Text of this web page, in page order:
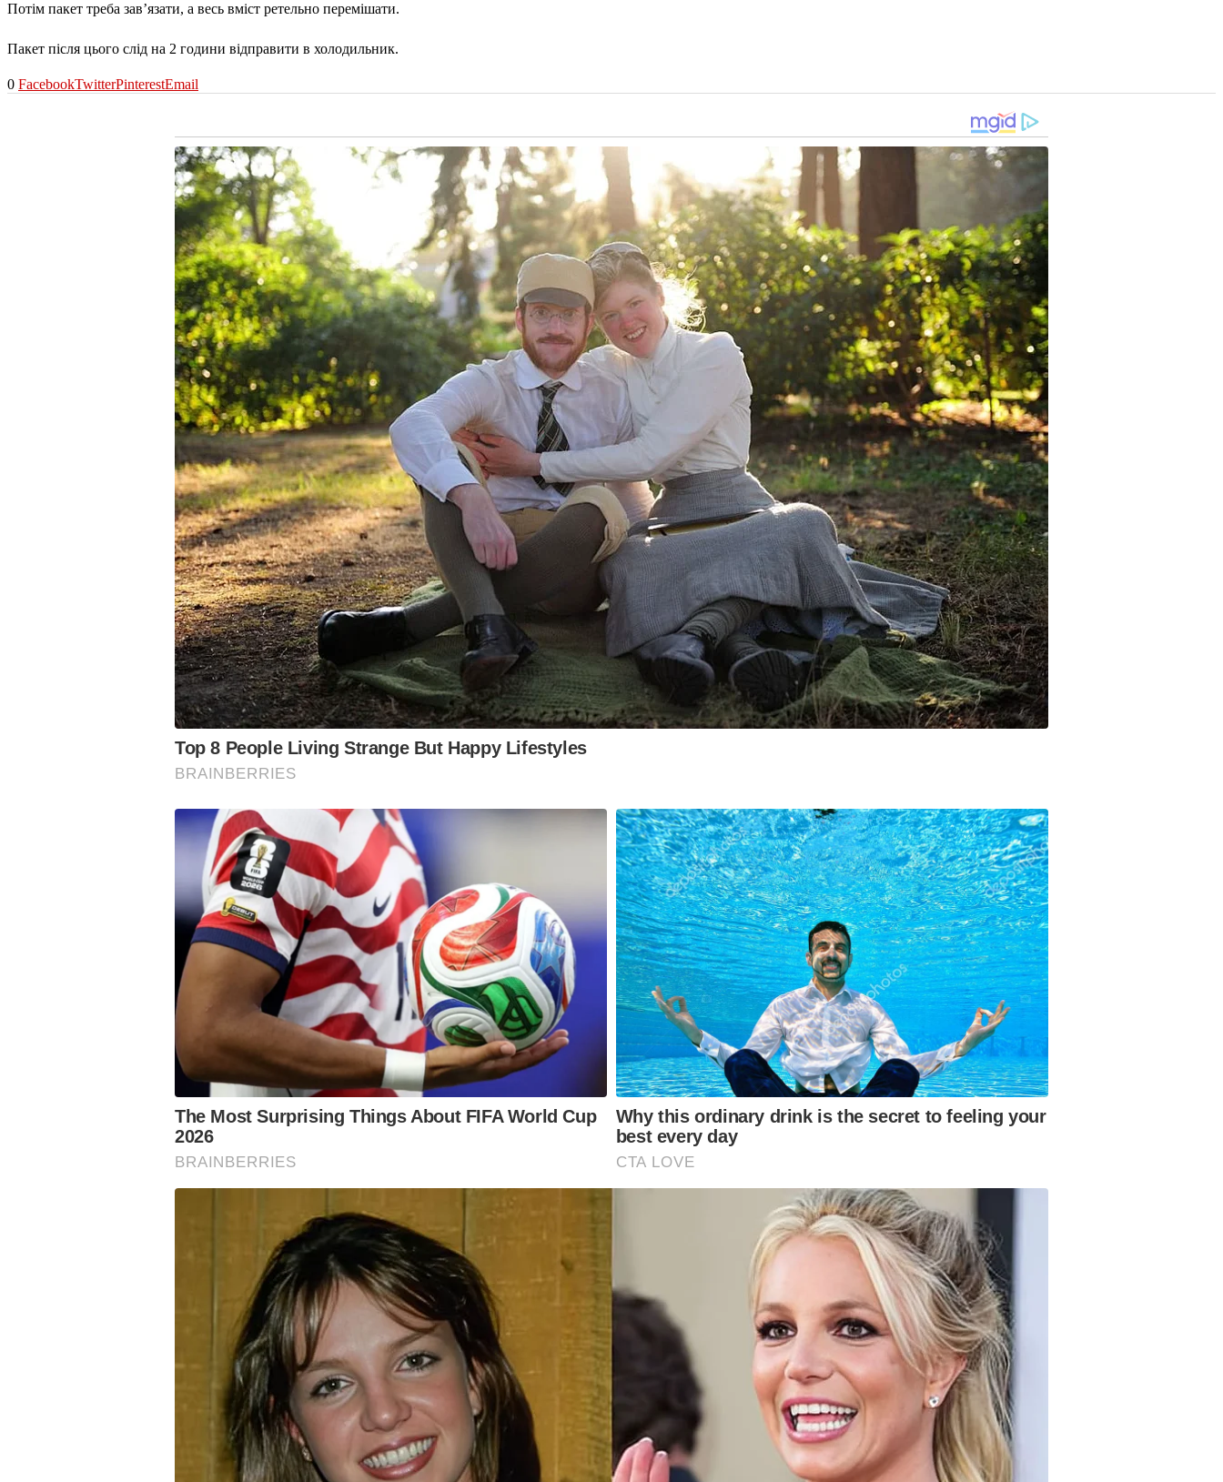
Потім пакет треба зав’язати, а весь вміст ретельно перемішати.
Пакет після цього слід на 2 години відправити в холодильник.
0 FacebookTwitterPinterestEmail